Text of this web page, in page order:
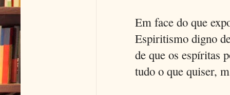
Em face do que
Espiritismo digno
de que os espíritas
tudo o que quiser,